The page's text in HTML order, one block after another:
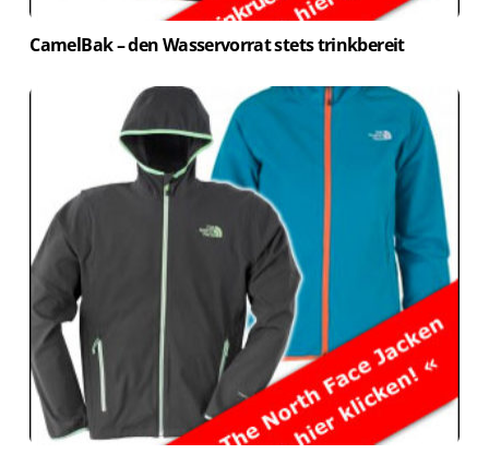
CamelBak – den Wasservorrat stets trinkbereit